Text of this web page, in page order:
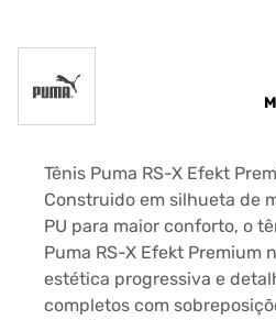
Tênis Puma RS-X Efekt
Construido em silhueta de
PU para maior conforto, o
Puma RS-X Efekt Premium
estética progressiva e
completos com